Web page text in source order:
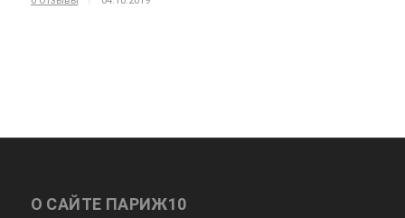
О САЙТЕ ПАРИЖ10